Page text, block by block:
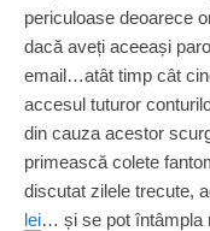
periculoase deoarece
dacă aveți aceeași
email…atât timp cât
accesul tuturor
din cauza acestor
primească colete
discutat zilele trecute,
lei… și se pot întâmpla